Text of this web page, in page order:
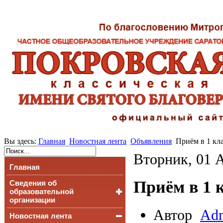
Вы здесь: Главная Новостная лента Объявления Приём в 1
Главная
Сведения об
образовательной
организации
Основные сведения
Новостная лента
Вторник, 01
Приём в 1
Автор